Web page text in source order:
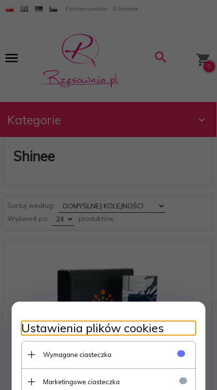
Porównywarka Schowek
0
Kategorie
Shinee
Sortuj według:
sort
Wyświetl po
pop produktów
Ustawienia plików cookies
Wymagane ciasteczka
Marketingowe ciasteczka